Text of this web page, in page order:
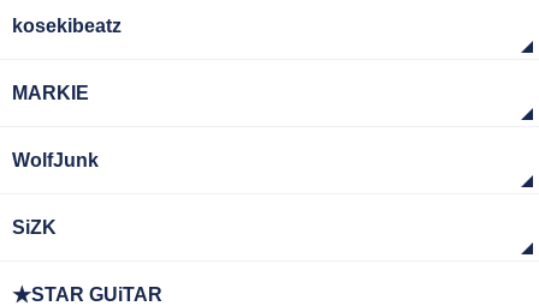
kosekibeatz
MARKIE
WolfJunk
SiZK
★STAR GUiTAR